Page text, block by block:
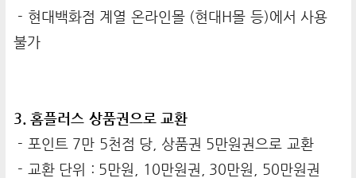
- 현대백화점 계열 온라인몰 (현대H몰 등)에서 사용
불가
3. 홈플러스 상품권으로 교환
- 포인트 7만 5천점 당, 상품권 5만원권으로 교환
- 교환 단위 : 5만원, 10만원권, 30만원, 50만원권